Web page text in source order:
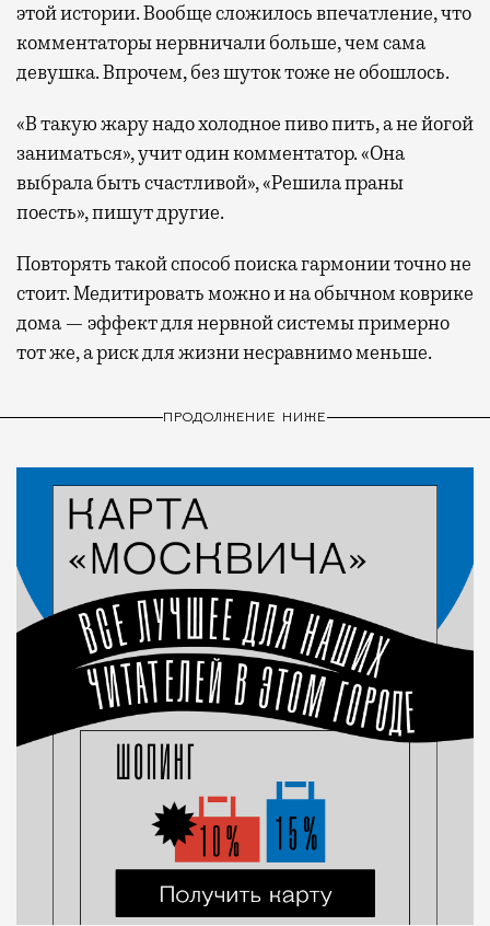
этой истории. Вообще сложилось впечатление, что
комментаторы нервничали больше, чем сама
девушка. Впрочем, без шуток тоже не обошлось.
«В такую жару надо холодное пиво пить, а не йогой
заниматься», учит один комментатор. «Она
выбрала быть счастливой», «Решила праны
поесть», пишут другие.
Повторять такой способ поиска гармонии точно не
стоит. Медитировать можно и на обычном коврике
дома — эффект для нервной системы примерно
тот же, а риск для жизни несравнимо меньше.
ПРОДОЛЖЕНИЕ НИЖЕ